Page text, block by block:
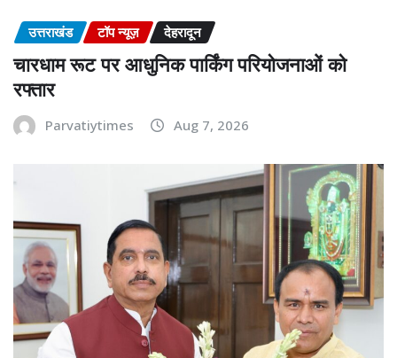
उत्तराखंड टॉप न्यूज़ देहरादून
चारधाम रूट पर आधुनिक पार्किंग परियोजनाओं को
रफ्तार
Parvatiytimes Aug 7, 2026